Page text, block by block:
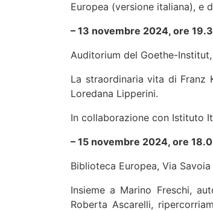
Europea (versione italiana), e
– 13 novembre 2024, ore
Auditorium del Goethe-Institut,
La straordinaria vita di Franz
Loredana Lipperini.
In collaborazione con Istituto
– 15 novembre 2024, ore
Biblioteca Europea, Via Savoia
Insieme a Marino Freschi,
Roberta Ascarelli,